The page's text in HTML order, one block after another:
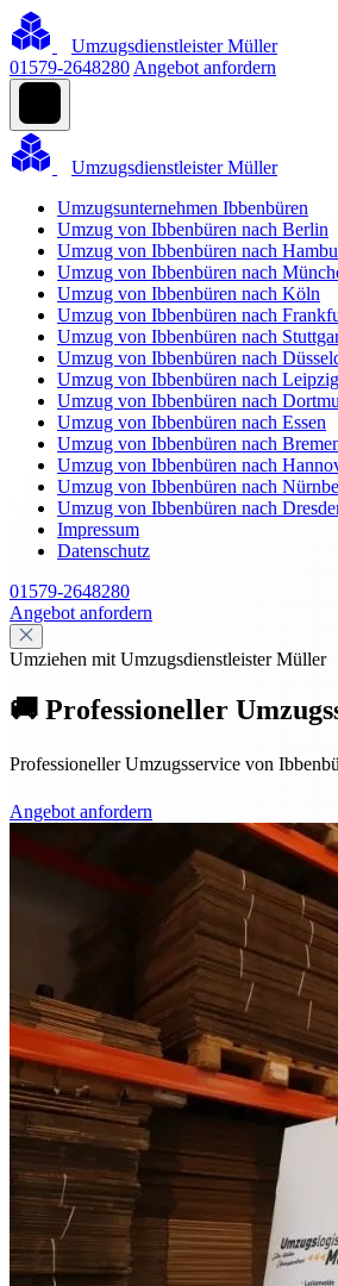
Umzugsdienstleister Müller
01579-2648280 Angebot anfordern
Umzugsdienstleister Müller
Umzugsunternehmen Ibbenbüren
Umzug von Ibbenbüren nach Berlin
Umzug von Ibbenbüren nach
Umzug von Ibbenbüren nach
Umzug von Ibbenbüren nach Köln
Umzug von Ibbenbüren nach
Umzug von Ibbenbüren nach
Umzug von Ibbenbüren nach
Umzug von Ibbenbüren nach Leipzig
Umzug von Ibbenbüren nach
Umzug von Ibbenbüren nach Essen
Umzug von Ibbenbüren nach
Umzug von Ibbenbüren nach
Umzug von Ibbenbüren nach
Umzug von Ibbenbüren nach
Impressum
Datenschutz
01579-2648280
Angebot anfordern
Umziehen mit Umzugsdienstleister Müller
🚚 Professioneller
Professioneller Umzugsservice von
Angebot anfordern